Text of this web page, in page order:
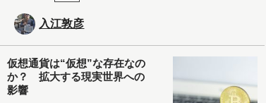
入江敦彦
仮想通貨は“仮想”な存在なの
か？ 拡大する現実世界への
影響